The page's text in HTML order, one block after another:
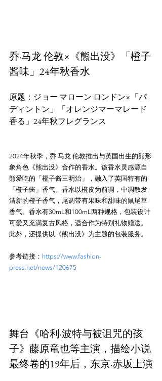
乔·马龙 伦敦×《熊出没》「橙子
酱味」24年秋香水
原题：ジョー マローン ロンドン×「パ
ディントン」「オレンジマーマレード
香る」24年秋フレグランス
2024年秋季，乔·马龙 伦敦推出与英国出生的熊形
象角色《熊出没》合作的香水。该香水灵感源自
熊爱吃的「橙子酱三明治」，融入了英国特有的
「橙子酱」香气。香水以橙皮为前调，中调散发
清新的橙子香气，尾调带有果味和甜味的鼠尾草
香气。香水有30mL和100mL两种规格，包装设计
可爱又充满复古风格，适合作为特别礼物赠送。
此外，还提供以《熊出没》为主题的包装服务。
参考链接： https://www.fashion-
press.net/news/120675
舞台《哈利·波特与被诅咒的孩
子》藤原⻯也等主演，描绘小说
最终卷的19年后，东京·赤坂上演